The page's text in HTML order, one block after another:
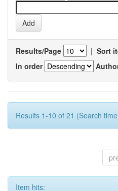
Results/Page | Sort
In order
Results 1-10 of 21 (Search
Item hits: